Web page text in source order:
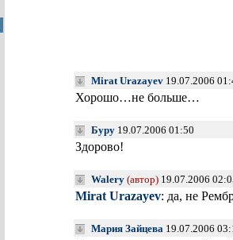
Mirat Urazayev 19.07.2006
Хорошо…не больше…
Буру 19.07.2006 01:50
Здорово!
Walery (автор) 19.07.2006
Mirat Urazayev: да, не
Мария Зайцева 19.07.2006